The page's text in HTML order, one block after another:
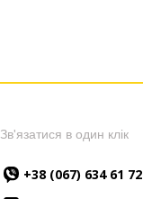
Зв'язатися в один клік
+38 (067) 634 61 72